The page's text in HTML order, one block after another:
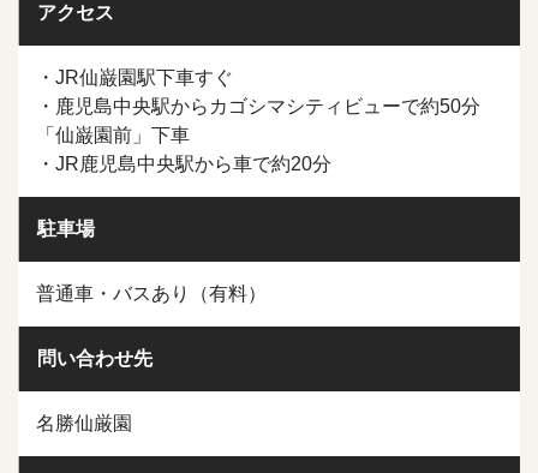
アクセス
・JR仙巌園駅下車すぐ
・鹿児島中央駅からカゴシマシティビューで約50分
「仙巌園前」下車
・JR鹿児島中央駅から車で約20分
駐車場
普通車・バスあり（有料）
問い合わせ先
名勝仙厳園